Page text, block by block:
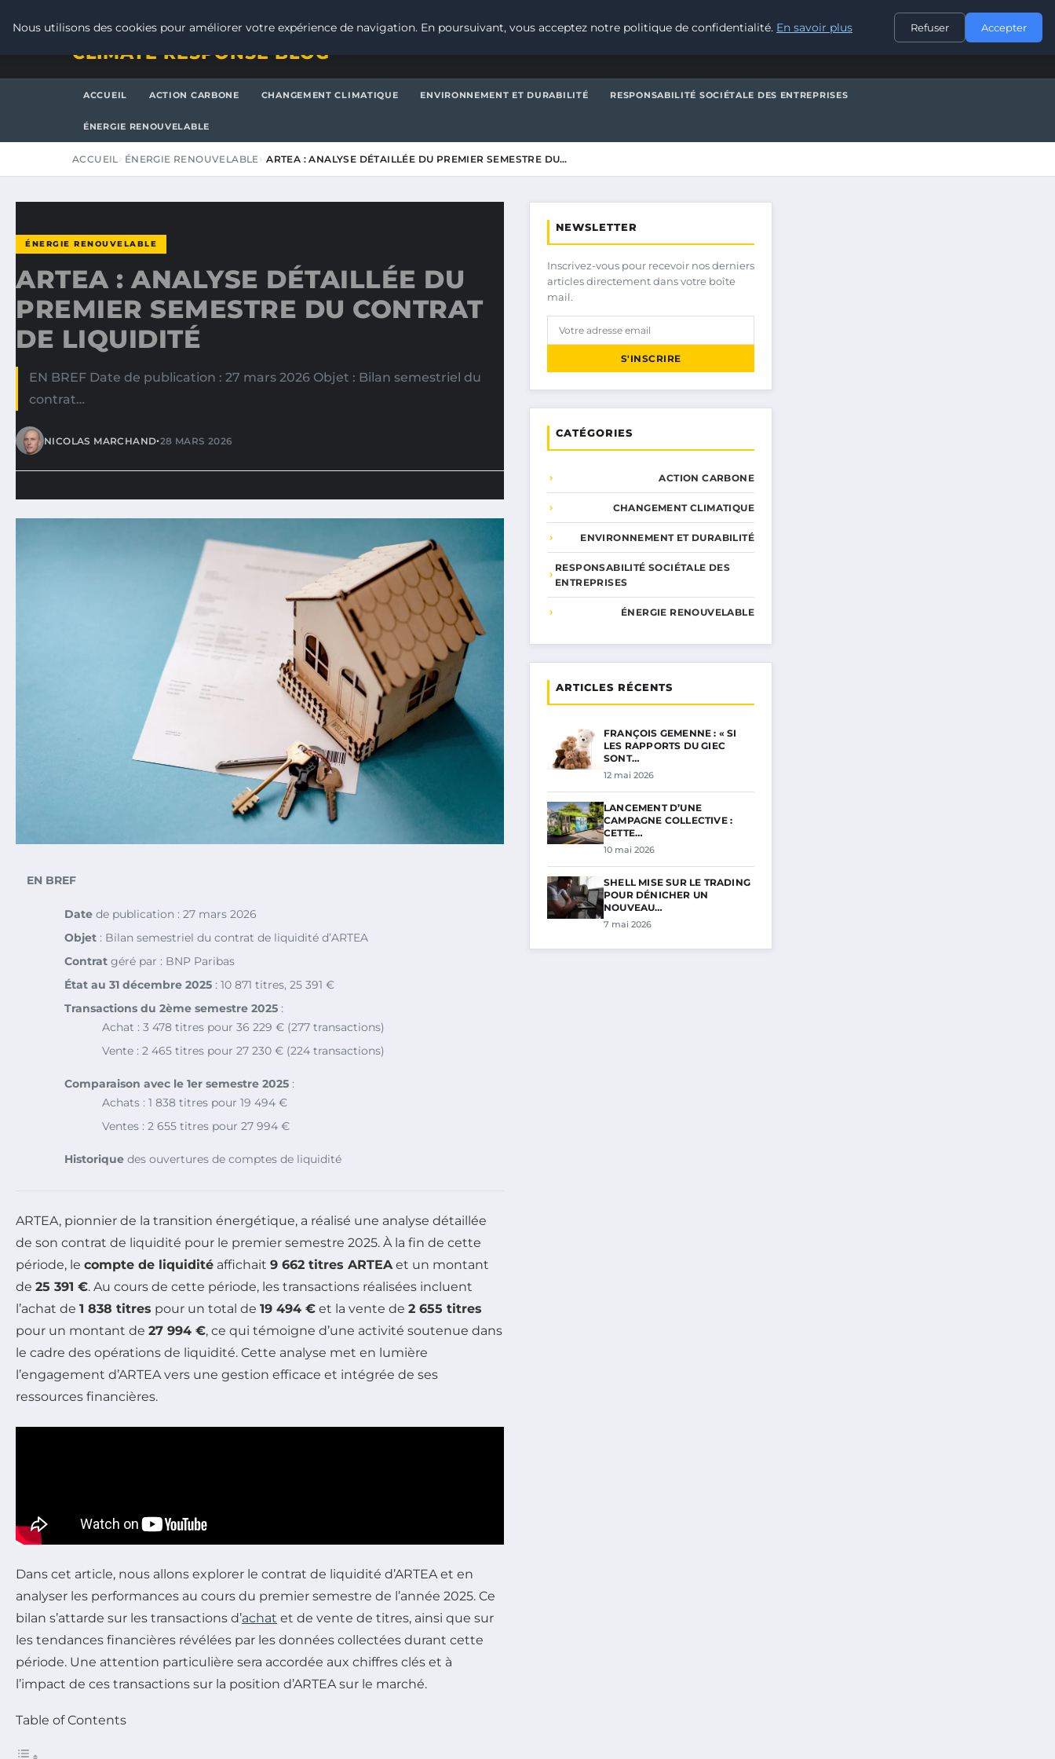
CONTACT
CLIMATE RESPONSE BLOG
ACCUEIL ACTION CARBONE CHANGEMENT CLIMATIQUE ENVIRONNEMENT ET DURABILITÉ RESPONSABILITÉ SOCIÉTALE DES ENTREPRISES
ÉNERGIE RENOUVELABLE
ACCUEIL ÉNERGIE RENOUVELABLE ARTEA : ANALYSE DÉTAILLÉE DU PREMIER SEMESTRE DU…
ÉNERGIE RENOUVELABLE
ARTEA : ANALYSE DÉTAILLÉE DU
PREMIER SEMESTRE DU CONTRAT
DE LIQUIDITÉ
EN BREF Date de publication : 27 mars 2026 Objet : Bilan semestriel du
contrat…
NICOLAS MARCHAND•28 MARS 2026
EN BREF
Date de publication : 27 mars 2026
Objet : Bilan semestriel du contrat de liquidité d’ARTEA
Contrat géré par : BNP Paribas
État au 31 décembre 2025 : 10 871 titres, 25 391 €
Transactions du 2ème semestre 2025 :
Achat : 3 478 titres pour 36 229 € (277 transactions)
Vente : 2 465 titres pour 27 230 € (224 transactions)
Comparaison avec le 1er semestre 2025 :
Achats : 1 838 titres pour 19 494 €
Ventes : 2 655 titres pour 27 994 €
Historique des ouvertures de comptes de liquidité
ARTEA, pionnier de la transition énergétique, a réalisé une analyse détaillée
de son contrat de liquidité pour le premier semestre 2025. À la fin de cette
période, le compte de liquidité affichait 9 662 titres ARTEA et un montant
de 25 391 €. Au cours de cette période, les transactions réalisées incluent
l’achat de 1 838 titres pour un total de 19 494 € et la vente de 2 655 titres
pour un montant de 27 994 €, ce qui témoigne d’une activité soutenue dans
le cadre des opérations de liquidité. Cette analyse met en lumière
l’engagement d’ARTEA vers une gestion efficace et intégrée de ses
ressources financières.
Dans cet article, nous allons explorer le contrat de liquidité d’ARTEA et en
analyser les performances au cours du premier semestre de l’année 2025. Ce
bilan s’attarde sur les transactions d’achat et de vente de titres, ainsi que sur
les tendances financières révélées par les données collectées durant cette
période. Une attention particulière sera accordée aux chiffres clés et à
l’impact de ces transactions sur la position d’ARTEA sur le marché.
Table of Contents
NEWSLETTER
Inscrivez-vous pour recevoir nos derniers
articles directement dans votre boîte
mail.
S'INSCRIRE
CATÉGORIES
ACTION CARBONE
CHANGEMENT CLIMATIQUE
ENVIRONNEMENT ET DURABILITÉ
RESPONSABILITÉ SOCIÉTALE DES
ENTREPRISES
ÉNERGIE RENOUVELABLE
ARTICLES RÉCENTS
FRANÇOIS GEMENNE : « SI
LES RAPPORTS DU GIEC
SONT…
12 mai 2026
LANCEMENT D’UNE
CAMPAGNE COLLECTIVE :
CETTE…
10 mai 2026
SHELL MISE SUR LE TRADING
POUR DÉNICHER UN
NOUVEAU…
7 mai 2026
Nous utilisons des cookies pour améliorer votre expérience de navigation. En poursuivant, vous acceptez notre politique de confidentialité. En savoir plus Refuser Accepter